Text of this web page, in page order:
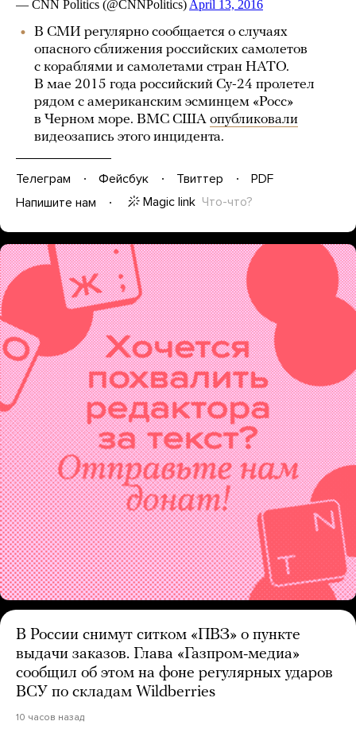
В СМИ регулярно сообщается о случаях
опасного сближения российских самолетов
с кораблями и самолетами стран НАТО.
В мае 2015 года российский Су-24 пролетел
рядом с американским эсминцем «Росс»
в Черном море. ВМС США опубликовали
видеозапись этого инцидента.
Телеграм Фейсбук Твиттер
PDF
Напишите нам
Magic link Что-что?
В России снимут ситком «ПВЗ» о пункте
выдачи заказов. Глава «Газпром-медиа»
сообщил об этом на фоне регулярных ударов
ВСУ по складам Wildberries
10 часов назад